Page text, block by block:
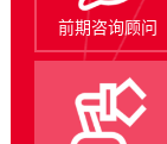
前期咨询顾问